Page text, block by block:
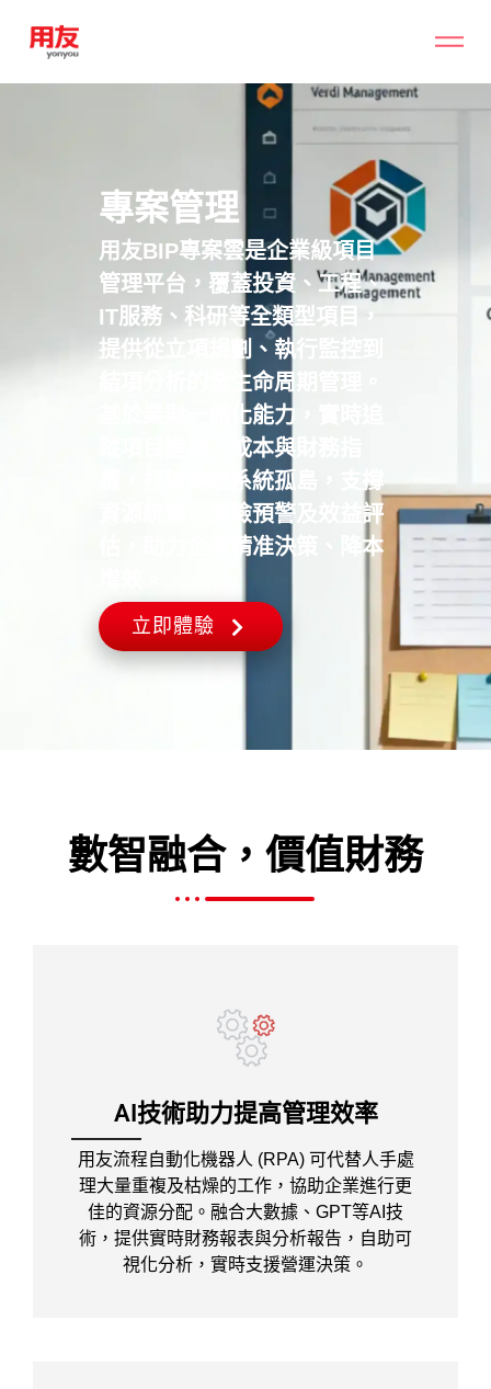
專案管理
用友BIP專案雲是企業級項目
管理平台，覆蓋投資、工程、
IT服務、科研等全類型項目，
提供從立項規劃、執行監控到
結項分析的全生命周期管理。
基於業財一體化能力，實時追
蹤項目進度、成本與財務指
標，打破傳統系統孤島，支撐
資源統籌、風險預警及效益評
估，助力企業精准決策、降本
立即體驗
數智融合，價值財務
AI技術助力提高管理效率
用友流程自動化機器人 (RPA) 可代替人手處
理大量重複及枯燥的工作，協助企業進行更
佳的資源分配。融合大數據、GPT等AI技
術，提供實時財務報表與分析報告，自助可
視化分析，實時支援營運決策。